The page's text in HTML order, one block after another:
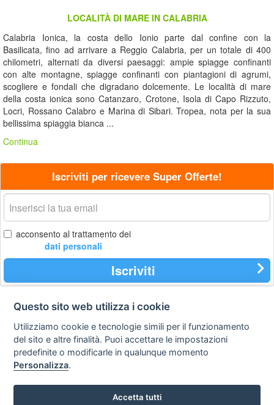
LOCALITÀ DI MARE IN CALABRIA
Calabria Ionica, la costa dello Ionio parte dal confine con la
Basilicata, fino ad arrivare a Reggio Calabria, per un totale di 400
chilometri, alternati da diversi paesaggi: ampie spiagge confinanti
con alte montagne, spiagge confinanti con piantagioni di agrumi,
scogliere e fondali che digradano dolcemente. Le località di mare
della costa ionica sono Catanzaro, Crotone, Isola di Capo Rizzuto,
Locri, Rossano Calabro e Marina di Sibari. Tropea, nota per la sua
bellissima spiaggia bianca ...
Continua
Iscriviti per ricevere Super Offerte!
La
tua
email
acconsento al trattamento dei
dati personali
Iscriviti
Contatti
Privacy
policy
legale
Preferenze cookie
STA Sunny Travel Agency
Questo sito web utilizza i cookie
Utilizziamo cookie e tecnologie simili per il funzionamento
del sito e altre finalità. Puoi accettare le impostazioni
predefinite o modificarle in qualunque momento
Personalizza.
Accetta tutti